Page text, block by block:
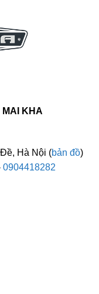
MAI KHA
Hà Nội (bản đồ)
0904418282